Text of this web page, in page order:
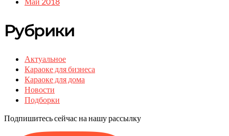
Рубрики
Актуальное
Караоке для бизнеса
Караоке для дома
Новости
Подборки
Подпишитесь сейчас на нашу рассылку